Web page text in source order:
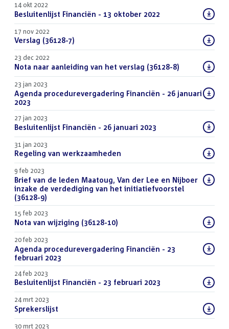
14 okt 2022
Download
bestand:
Besluitenlijst Financiën - 13 oktober 2022
17 nov 2022
Download
bestand:
Verslag (36128-7)
23 dec 2022
Download
bestand:
Nota naar aanleiding van het verslag (36128-8)
23 jan 2023
Download
bestand:
Agenda procedurevergadering Financiën - 26 januari
2023
27 jan 2023
Download
bestand:
Besluitenlijst Financiën - 26 januari 2023
31 jan 2023
Download
bestand:
Regeling van werkzaamheden
9 feb 2023
Download
bestand:
Brief van de leden Maatoug, Van der Lee en Nijboer
inzake de verdediging van het initiatiefvoorstel
(36128-9)
15 feb 2023
Download
bestand:
Nota van wijziging (36128-10)
20 feb 2023
Download
bestand:
Agenda procedurevergadering Financiën - 23
februari 2023
24 feb 2023
Download
bestand:
Besluitenlijst Financiën - 23 februari 2023
24 mrt 2023
Download
bestand:
Sprekerslijst
30 mrt 2023